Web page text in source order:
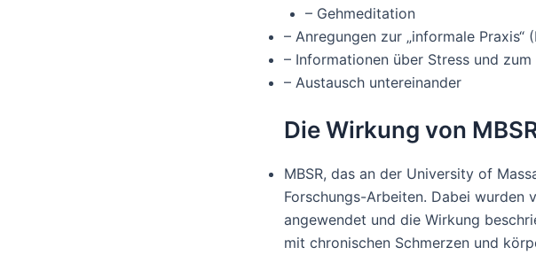
– Gehmeditation
– Anregungen zur „informale
– Informationen über Stress und
– Austausch untereinander
Die Wirkung von
MBSR, das an der University of
Forschungs-Arbeiten. Dabei wurden
angewendet und die Wirkung
mit chronischen Schmerzen und